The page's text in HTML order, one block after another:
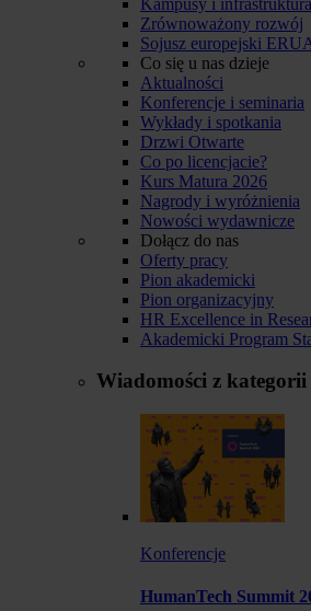
Zrównoważony rozwój
Sojusz europejski
Co się u nas dzieje
Aktualności
Konferencje i seminaria
Wykłady i spotkania
Drzwi Otwarte
Co po licencjacie?
Kurs Matura 2026
Nagrody i wyróżnienia
Nowości wydawnicze
Dołącz do nas
Oferty pracy
Pion akademicki
Pion organizacyjny
HR Excellence in
Akademicki Program
Wiadomości z kategorii
Konferencje
HumanTech Summit